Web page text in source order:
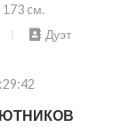
173 cм.
Дуэт